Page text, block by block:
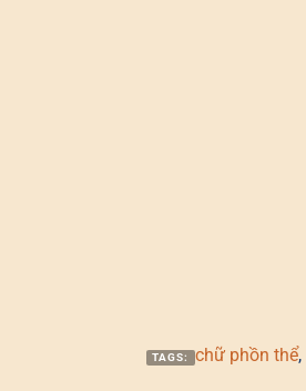
TAGS: chữ phồn thể,